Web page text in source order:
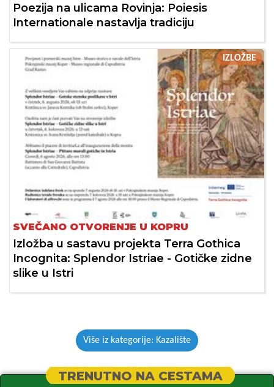
Poezija na ulicama Rovinja: Poiesis
Internationale nastavlja tradiciju
IZLOŽBE
SVEČANO OTVORENJE U KOPRU
Izložba u sastavu projekta Terra Gothica
Incognita: Splendor Istriae - Gotičke zidne
slike u Istri
Više iz kategorije: Kazalište
TRENUTNO NA CESTAMA